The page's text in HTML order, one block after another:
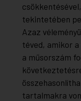
tekintetében
Azaz
téved, amikor
a műsorszám
tartalmakra